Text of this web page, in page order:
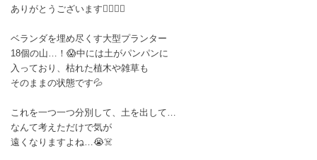
ありがとうございます🙂‍↕️🙂‍↕️
ベランダを埋め尽くす大型プランター
18個の山…！😱中には土がパンパンに
入っており、枯れた植木や雑草も
そのままの状態です💦
これを一つ一つ分別して、土を出して…
なんて考えただけで気が
遠くなりますよね…😭☠️